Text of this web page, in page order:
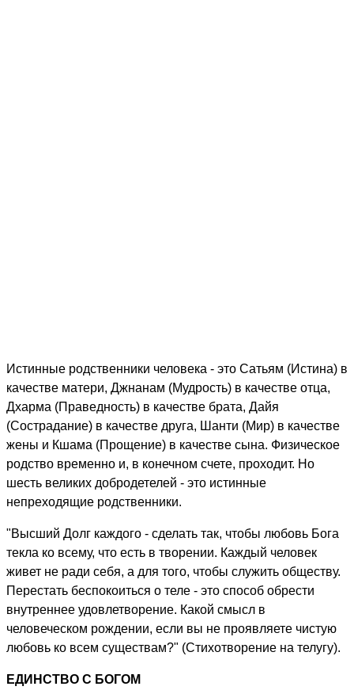
Истинные родственники человека - это Сатьям (Истина) в
качестве матери, Джнанам (Мудрость) в качестве отца,
Дхарма (Праведность) в качестве брата, Дайя
(Сострадание) в качестве друга, Шанти (Мир) в качестве
жены и Кшама (Прощение) в качестве сына. Физическое
родство временно и, в конечном счете, проходит. Но
шесть великих добродетелей - это истинные
непреходящие родственники.
"Высший Долг каждого - сделать так, чтобы любовь Бога
текла ко всему, что есть в творении. Каждый человек
живет не ради себя, а для того, чтобы служить обществу.
Перестать беспокоиться о теле - это способ обрести
внутреннее удовлетворение. Какой смысл в
человеческом рождении, если вы не проявляете чистую
любовь ко всем существам?" (Стихотворение на телугу).
ЕДИНСТВО С БОГОМ